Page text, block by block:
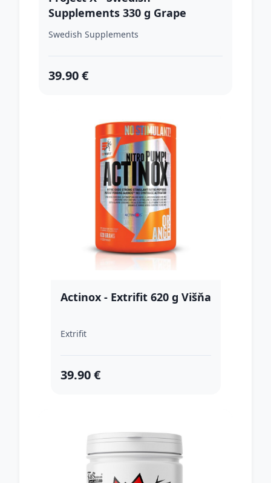
Supplements 330 g Grape
Wonder
Swedish Supplements
39.90 €
Actinox - Extrifit 620 g Višňa
Extrifit
39.90 €